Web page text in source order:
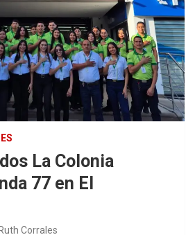
La Colonia
77 en El
Ruth Corrales